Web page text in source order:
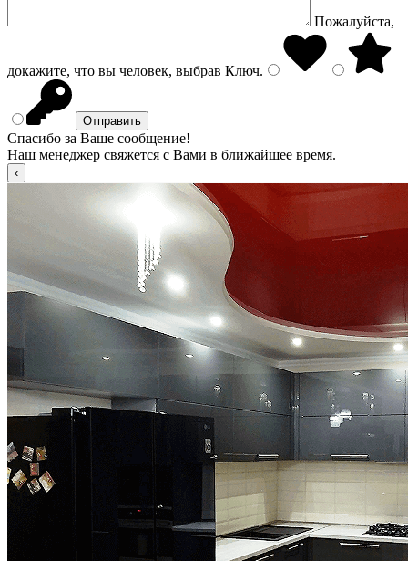
Пожалуйста,
докажите, что вы человек, выбрав Ключ.
Спасибо за Ваше сообщение!
Наш менеджер свяжется с Вами в ближайшее время.